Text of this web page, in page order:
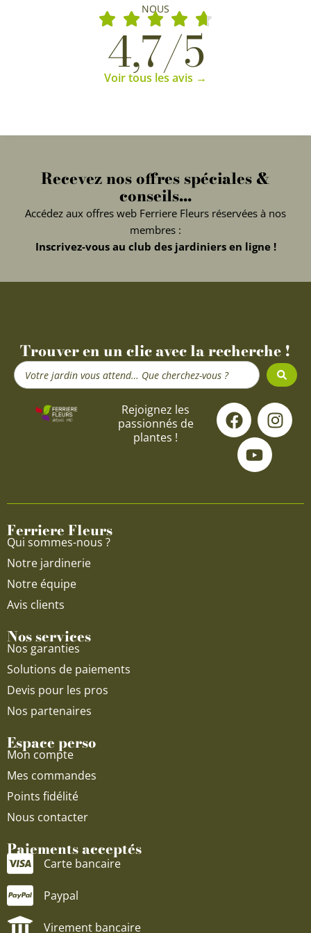
NOUS
4,7/5
Voir tous les avis →
Recevez nos offres spéciales &
conseils...
Accédez aux offres web Ferriere Fleurs réservées à nos
membres :
Inscrivez-vous au club des jardiniers en ligne !
Trouver en un clic avec la recherche !
Search
...
Rejoignez les
passionnés de
plantes !
F
a
c
e
o
I
n
s
g
Y
o
u
t
u
b
Ferriere Fleurs
Qui sommes-nous ?
Notre jardinerie
Notre équipe
Avis clients
Nos services
Nos garanties
Solutions de paiements
Devis pour les pros
Nos partenaires
Espace perso
Mon compte
Mes commandes
Points fidélité
Nous contacter
Paiements acceptés
Carte bancaire
Paypal
Virement bancaire